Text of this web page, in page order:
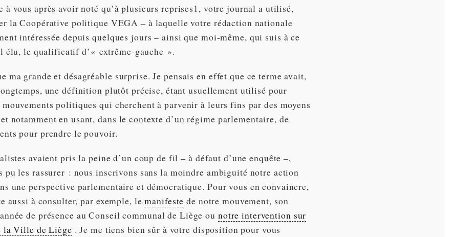
à vous après avoir noté qu’à plusieurs reprises1, votre journal a utilisé,
la Coopérative politique VEGA – à laquelle votre rédaction nationale
intéressée depuis quelques jours – ainsi que moi-même, qui suis à ce
élu, le qualificatif d’« extrême-gauche ».
ma grande et désagréable surprise. Je pensais en effet que ce terme avait,
une définition plutôt précise, étant usuellement utilisé pour
politiques qui cherchent à parvenir à leurs fins par des moyens
notamment en usant, dans le contexte d’un régime parlementaire, de
pour prendre le pouvoir.
avaient pris la peine d’un coup de fil – à défaut d’une enquête –,
pu les rassurer : nous inscrivons sans la moindre ambiguité notre action
une perspective parlementaire et démocratique. Pour vous en convaincre,
aussi à consulter, par exemple, lemanifeste de notre mouvement, son
de présence au Conseil communal de Liège ou notre intervention sur
la Ville de Liège . Je me tiens bien sûr à votre disposition pour vous